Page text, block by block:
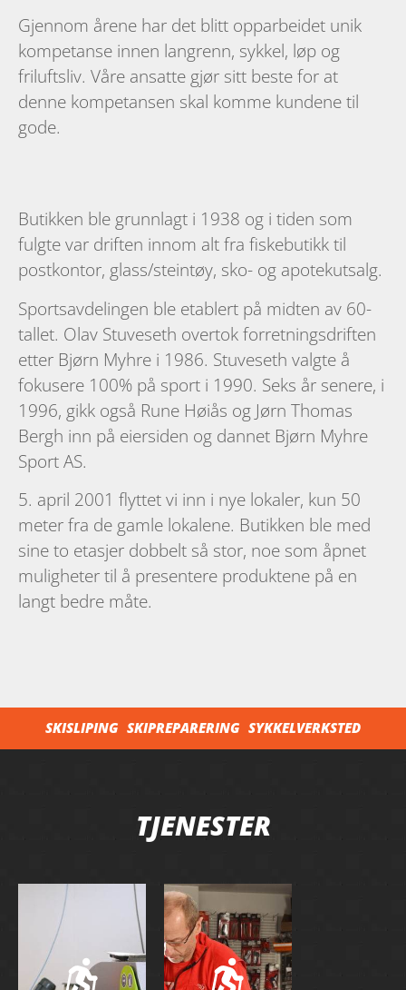
Gjennom årene har det blitt opparbeidet unik
kompetanse innen langrenn, sykkel, løp og
friluftsliv. Våre ansatte gjør sitt beste for at
denne kompetansen skal komme kundene til
gode.​
Butikken ble grunnlagt i 1938 og i tiden som
fulgte var driften innom alt fra fiskebutikk til
postkontor, glass/steintøy, sko- og apotekutsalg.
Sportsavdelingen ble etablert på midten av 60-
tallet. Olav Stuveseth overtok forretningsdriften
etter Bjørn Myhre i 1986. Stuveseth valgte å
fokusere 100% på sport i 1990. Seks år senere, i
1996, gikk også Rune Høiås og Jørn Thomas
Bergh inn på eiersiden og dannet Bjørn Myhre
Sport AS.
5. april 2001 flyttet vi inn i nye lokaler, kun 50
meter fra de gamle lokalene. Butikken ble med
sine to etasjer dobbelt så stor, noe som åpnet
muligheter til å presentere produktene på en
langt bedre måte.
SKISLIPING SKIPREPARERING SYKKELVERKSTED
TJENESTER